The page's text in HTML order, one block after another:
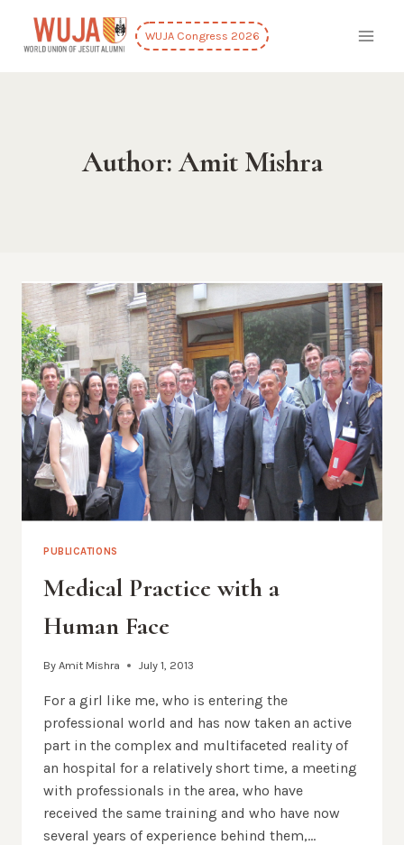
content
WUJA Congress 2026
Author: Amit Mishra
PUBLICATIONS
Medical Practice with a
Human Face
By Amit Mishra July 1, 2013
For a girl like me, who is entering the
professional world and has now taken an active
part in the complex and multifaceted reality of
an hospital for a relatively short time, a meeting
with professionals in the area, who have
received the same training and who have now
several years of experience behind them,…